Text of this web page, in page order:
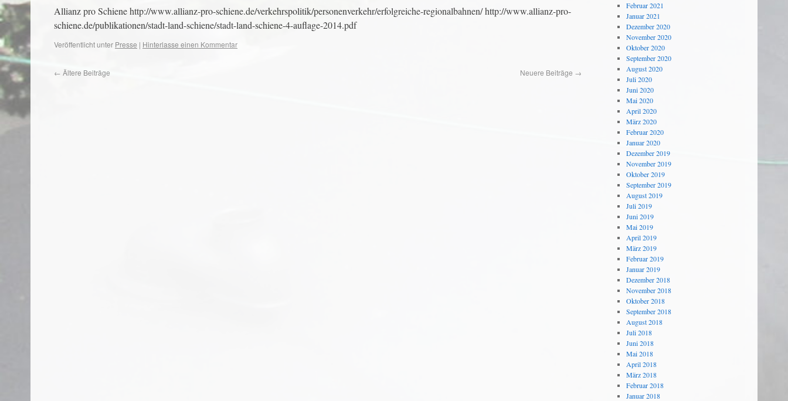
Allianz pro Schiene http://www.allianz-pro-schiene.de/verkehrspolitik/personenverkehr/erfolgreiche-regionalbahnen/ http://www.allianz-pro-
schiene.de/publikationen/stadt-land-schiene/stadt-land-schiene-4-auflage-2014.pdf
Veröffentlicht unter Presse | Hinterlasse einen Kommentar
← Ältere Beiträge Neuere Beiträge →
Februar 2021
Januar 2021
Dezember 2020
November 2020
Oktober 2020
September 2020
August 2020
Juli 2020
Juni 2020
Mai 2020
April 2020
März 2020
Februar 2020
Januar 2020
Dezember 2019
November 2019
Oktober 2019
September 2019
August 2019
Juli 2019
Juni 2019
Mai 2019
April 2019
März 2019
Februar 2019
Januar 2019
Dezember 2018
November 2018
Oktober 2018
September 2018
August 2018
Juli 2018
Juni 2018
Mai 2018
April 2018
März 2018
Februar 2018
Januar 2018